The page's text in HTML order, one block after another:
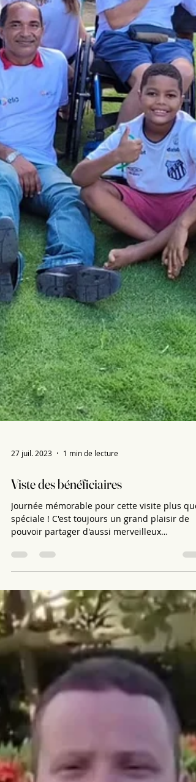
27 juil. 2023 1 min de lecture
Viste des bénéficiaires
spéciale ! C'est toujours un grand plaisir de
pouvoir partager d'aussi merveilleux